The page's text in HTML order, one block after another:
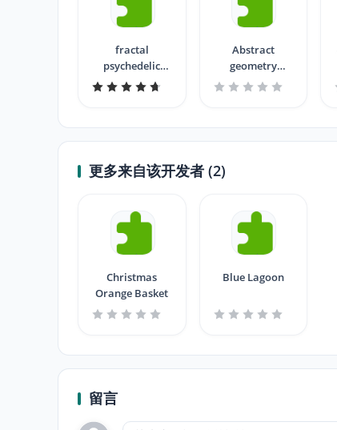
fractal
psychedelic
wallpaper
Abstract
geometry
wallpaper
更多来自该开发者 (2)
Christmas
Orange Basket
Blue Lagoon
留言